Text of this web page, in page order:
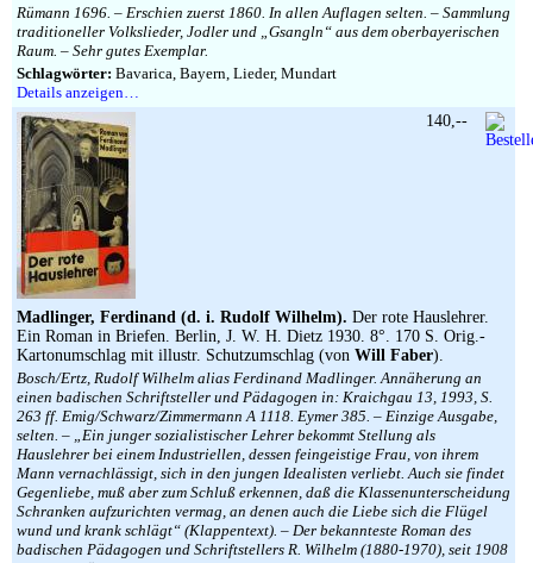
Rümann 1696. – Erschien zuerst 1860. In allen Auflagen selten. – Sammlung
traditioneller Volkslieder, Jodler und „Gsangln“ aus dem oberbayerischen
Raum. – Sehr gutes Exemplar.
Schlagwörter: Bavarica, Bayern, Lieder, Mundart
Details anzeigen…
Madlinger, Ferdinand (d. i. Rudolf Wilhelm). Der rote Hauslehrer.
Ein Roman in Briefen. Berlin, J. W. H. Dietz 1930. 8°. 170 S. Orig.-
Kartonumschlag mit illustr. Schutzumschlag (von Will Faber).
Bosch/Ertz, Rudolf Wilhelm alias Ferdinand Madlinger. Annäherung an
einen badischen Schriftsteller und Pädagogen in: Kraichgau 13, 1993, S.
263 ff. Emig/Schwarz/Zimmermann A 1118. Eymer 385. – Einzige Ausgabe,
selten. – „Ein junger sozialistischer Lehrer bekommt Stellung als
Hauslehrer bei einem Industriellen, dessen feingeistige Frau, von ihrem
Mann vernachlässigt, sich in den jungen Idealisten verliebt. Auch sie findet
Gegenliebe, muß aber zum Schluß erkennen, daß die Klassenunterscheidung
Schranken aufzurichten vermag, an denen auch die Liebe sich die Flügel
wund und krank schlägt“ (Klappentext). – Der bekannteste Roman des
badischen Pädagogen und Schriftstellers R. Wilhelm (1880-1970), seit 1908
140,--